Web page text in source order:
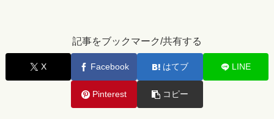
記事をブックマーク/共有する
X Facebook はてブ LINE
Pinterest コピー